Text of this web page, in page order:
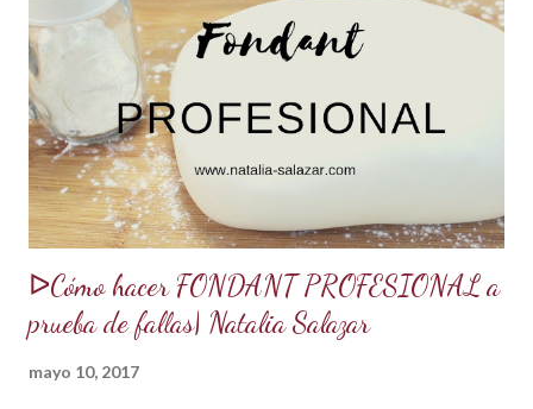
de batido liviano como el Genovés, Angel cake, etc. Así tus
tortas y pasteles te quedarán húmedos y mucho más
sabrosos. Los jarabes pueden ser de diferentes sabores, de
acuerdo a los ingredientes que usemos. Aquí te comparto
una...
ᐅCómo hacer FONDANT PROFESIONAL a
prueba de fallas| Natalia Salazar
mayo 10, 2017